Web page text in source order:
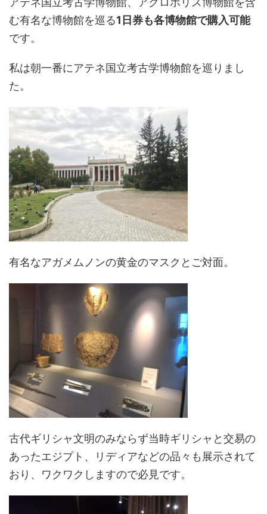
む有名な博物館を巡る1日券も各博物館で購入可能
です。
私は朝一番にアテネ国立考古学博物館を巡りまし
た。
有名なアガメムノンの黄金のマスクとご対面。
古代ギリシャ文明のみならず当時ギリシャと交易の
あったエジプト、リディアなどの品々も展示されて
おり、ワクワクしますので必見です。